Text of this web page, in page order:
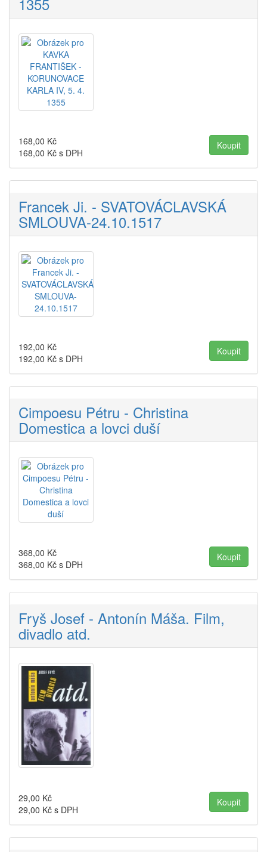
168,00 Kč
168,00 Kč s DPH
Francek Ji. - SVATOVÁCLAVSKÁ
SMLOUVA-24.10.1517
192,00 Kč
192,00 Kč s DPH
Cimpoesu Pétru - Christina
Domestica a lovci duší
368,00 Kč
368,00 Kč s DPH
Fryš Josef - Antonín Máša. Film,
divadlo atd.
29,00 Kč
29,00 Kč s DPH